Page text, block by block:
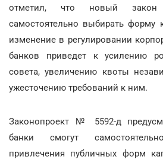
отметил, что новый закон
самостоятельно выбирать форму
изменение в регулировании
банков приведет к усилению
совета, увеличению квоты
ужесточению требований к ним.
Законопроект № 5592-д
банки смогут
привлечения публичных форм